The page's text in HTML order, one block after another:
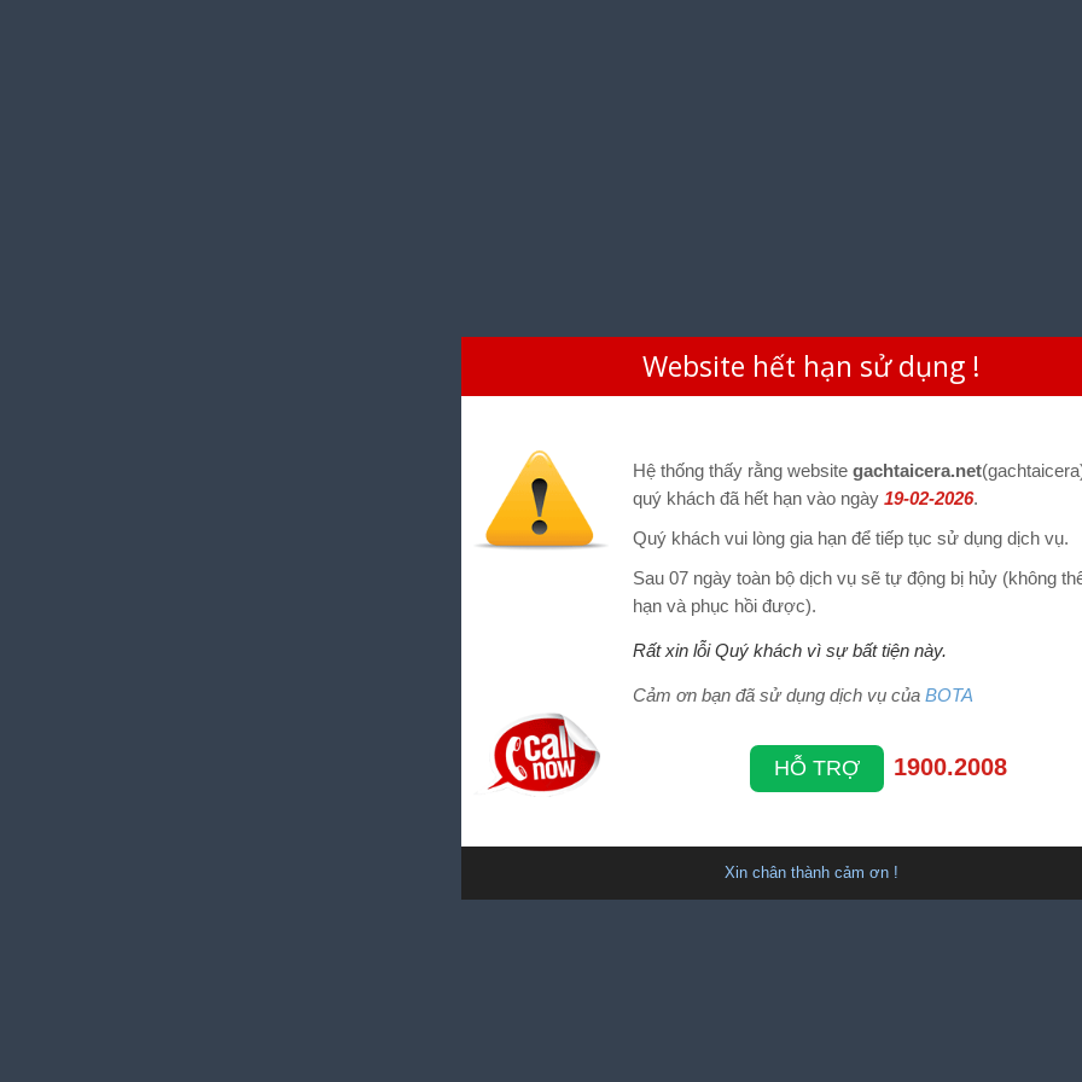
Website hết hạn sử dụng !
Hệ thống thấy rằng website gachtaicera.net
quý khách đã hết hạn vào ngày 19-02-2026.
Quý khách vui lòng gia hạn để tiếp tục sử dụng dịch vụ.
Sau 07 ngày toàn bộ dịch vụ sẽ tự động bị hủy (không
hạn và phục hồi được).
Rất xin lỗi Quý khách vì sự bất tiện này.
Cảm ơn bạn đã sử dụng dịch vụ của BOTA
HỖ TRỢ 1900.2008
Xin chân thành cảm ơn !